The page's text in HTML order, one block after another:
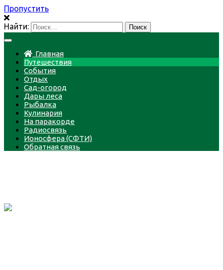
Пропустить
Найти:
Главная
Путешествия
События
Отдых
Сад-огород
Дары леса
Рыбалка
Кулинария
На паракорде
Радиосвязь
Ионосфера (СФТИ)
Обратная связь